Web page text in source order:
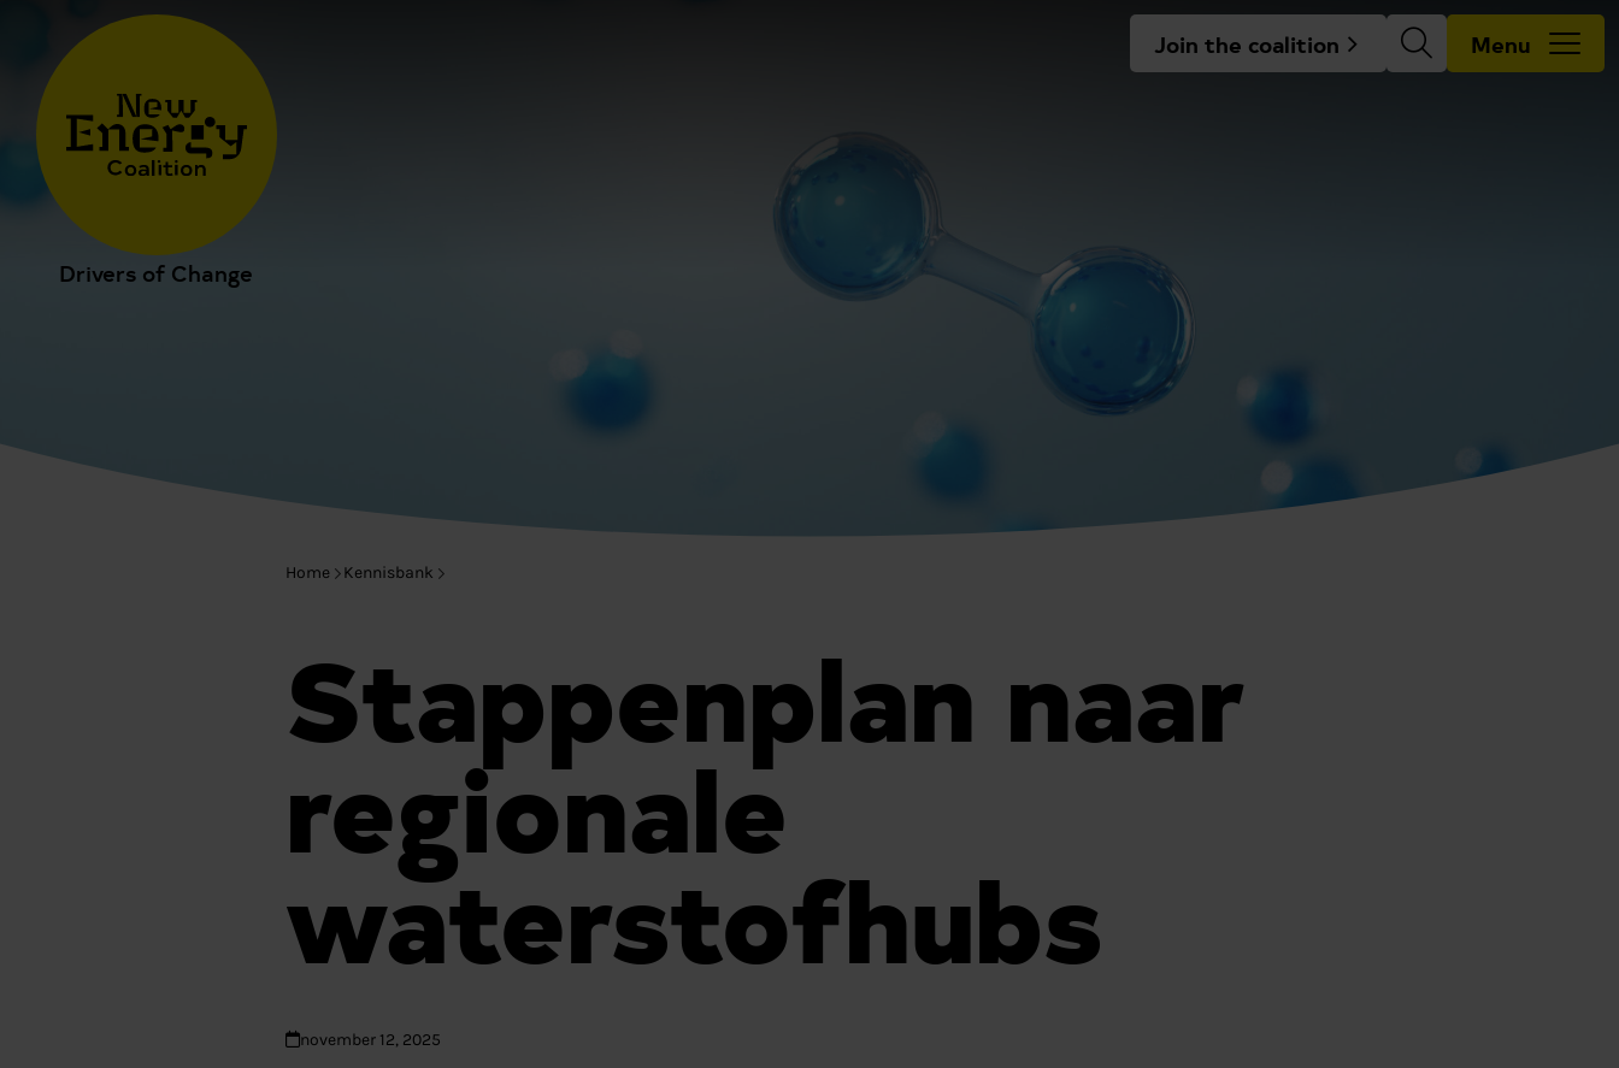
Drivers of Change
Join the coalition Menu
Home Kennisbank
Stappenplan naar
regionale
waterstofhubs
november 12, 2025